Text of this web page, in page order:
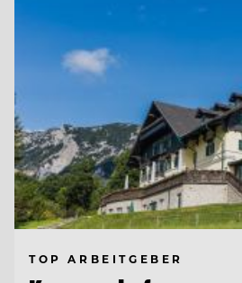
TOP ARBEITGEBER